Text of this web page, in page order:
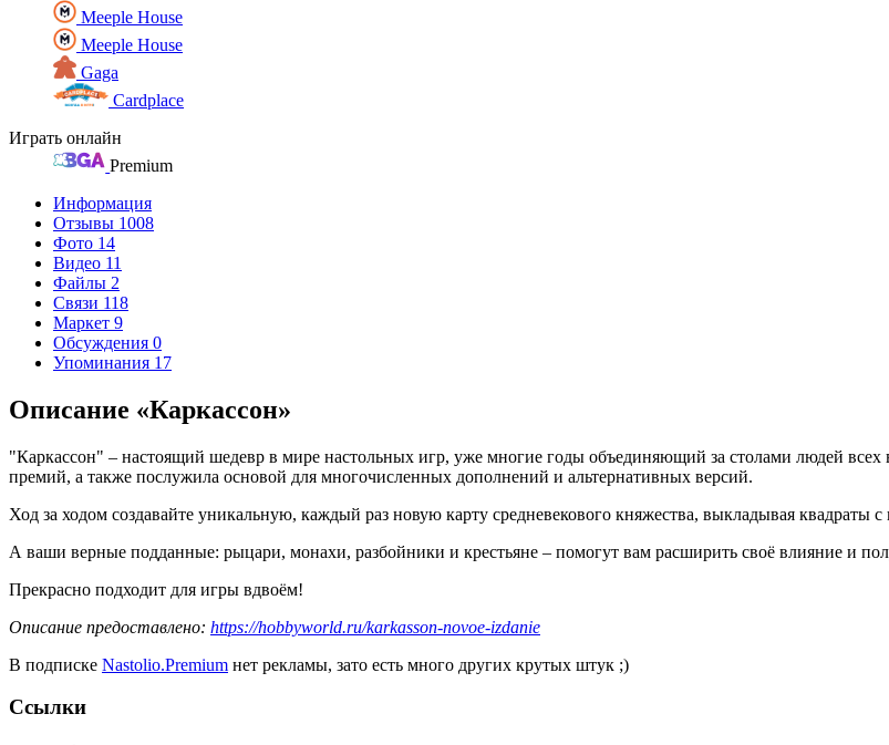
Meeple House
Meeple House
Gaga
Cardplace
Играть онлайн
Premium
Информация
Отзывы 1008
Фото 14
Видео 11
Файлы 2
Связи 118
Маркет 9
Обсуждения 0
Упоминания 17
Описание «Каркассон»
"Каркассон" – настоящий шедевр в мире настольных игр, уже многие годы объединяющий за столами людей всех
премий, а также послужила основой для многочисленных дополнений и альтернативных версий.
Ход за ходом создавайте уникальную, каждый раз новую карту средневекового княжества, выкладывая квадраты
А ваши верные подданные: рыцари, монахи, разбойники и крестьяне – помогут вам расширить своё влияние и
Прекрасно подходит для игры вдвоëм!
Описание предоставлено: https://hobbyworld.ru/karkasson-novoe-izdanie
В подписке Nastolio.Premium нет рекламы, зато есть много других крутых штук ;)
Ссылки